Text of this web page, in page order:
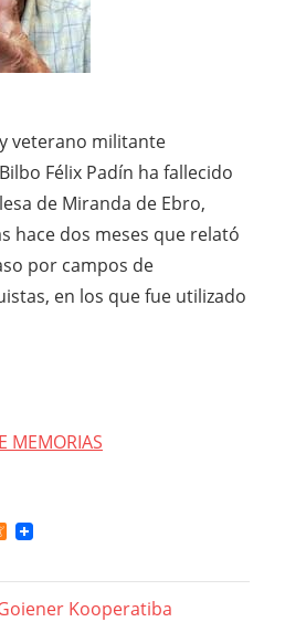
veterano militante
Félix Padín ha fallecido
de Miranda de Ebro,
hace dos meses que relató
por campos de
en los que fue utilizado
MEMORIAS
Meneame
Kooperatiba